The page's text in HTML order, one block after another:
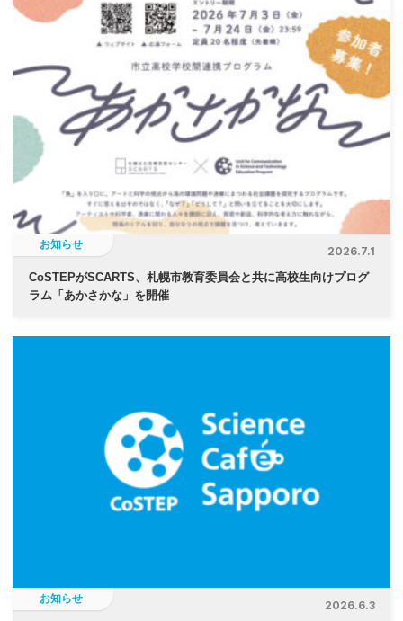
ー
シ
ン
お知らせ
2026.7.1
CoSTEPがSCARTS、札幌市教育委員会と共に高校生向けプログ
ラム「あかさかな」を開催
お知らせ
2026.6.3